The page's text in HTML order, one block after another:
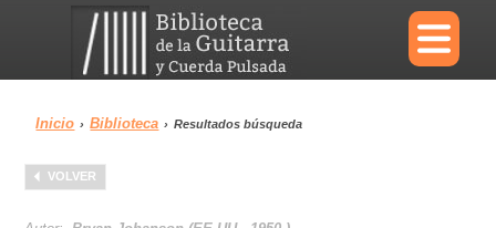
×
Menu
Inicio › Biblioteca › Resultados búsqueda
VOLVER